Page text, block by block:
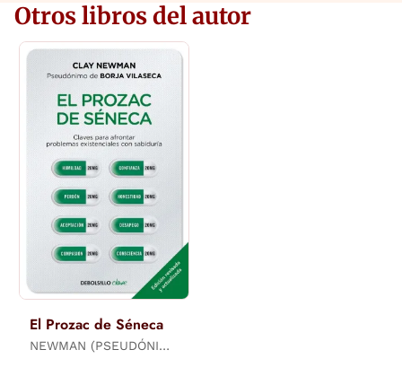
Otros libros del autor
El Prozac de Séneca
NEWMAN (PSEUDÓNIMO